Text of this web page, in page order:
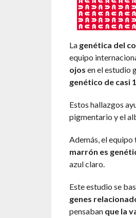
La genética del
equipo
ojos en el estudio
genético de casi
Estos hallazgos
pigmentario y el
Además, el
marrón es
azul claro.
Este estudio se
genes
pensaban que la